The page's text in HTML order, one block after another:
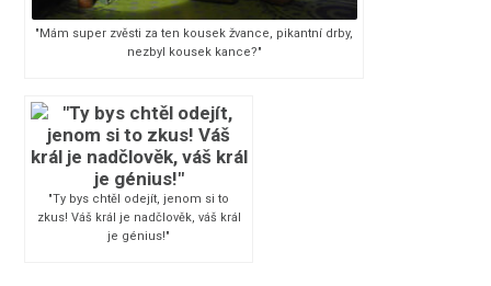
"Mám super zvěsti za ten kousek žvance, pikantní drby,
nezbyl kousek kance?"
"Ty bys chtěl odejít, jenom si to
zkus! Váš král je nadčlověk, váš král
je génius!"